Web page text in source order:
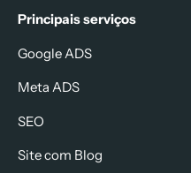
Principais serviços
Google ADS
Meta ADS
SEO
Site com Blog